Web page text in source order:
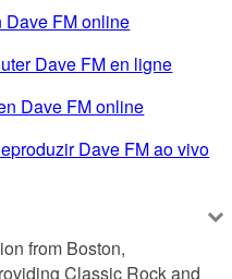
Dave FM online
Dave FM en ligne
Dave FM online
Dave FM ao vivo
from Boston,
Classic Rock and